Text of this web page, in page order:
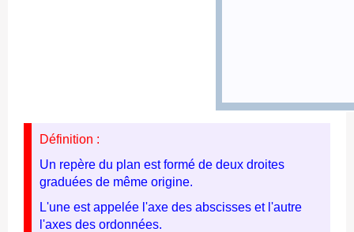
Définition :
Un repère du plan est formé de deux droites
graduées de même origine.
L'une est appelée l'axe des abscisses et l'autre
l'axes des ordonnées.